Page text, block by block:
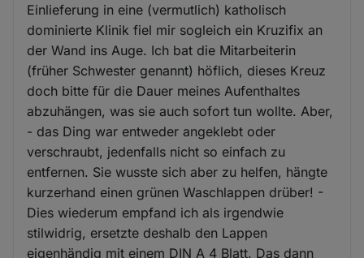
Einlieferung in eine (vermutlich) katholisch
dominierte Klinik fiel mir sogleich ein Kruzifix an
der Wand ins Auge. Ich bat die Mitarbeiterin
(früher Schwester genannt) höflich, dieses Kreuz
doch bitte für die Dauer meines Aufenthaltes
abzuhängen, was sie auch sofort tun wollte. Aber,
- das Ding war entweder angeklebt oder
verschraubt, jedenfalls nicht so einfach zu
entfernen. Sie wusste sich aber zu helfen, hängte
kurzerhand einen grünen Waschlappen drüber! -
Dies wiederum empfand ich als irgendwie
stilwidrig, ersetzte deshalb den Lappen
eigenhändig mit einem DIN A 4 Blatt. Das dann